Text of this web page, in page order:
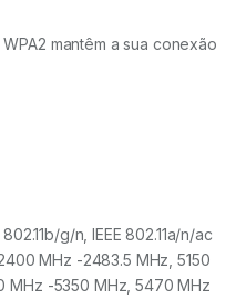
mantêm a sua conexão
g/n, IEEE 802.11a/n/ac
MHz -2483.5 MHz, 5150
MHz -5350 MHz, 5470 MHz